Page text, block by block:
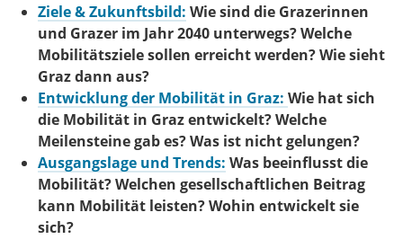
Ziele & Zukunftsbild: Wie sind die Grazerinnen
und Grazer im Jahr 2040 unterwegs? Welche
Mobilitätsziele sollen erreicht werden? Wie sieht
Graz dann aus?
Entwicklung der Mobilität in Graz: Wie hat sich
die Mobilität in Graz entwickelt? Welche
Meilensteine gab es? Was ist nicht gelungen?
Ausgangslage und Trends: Was beeinflusst die
Mobilität? Welchen gesellschaftlichen Beitrag
kann Mobilität leisten? Wohin entwickelt sie
sich?